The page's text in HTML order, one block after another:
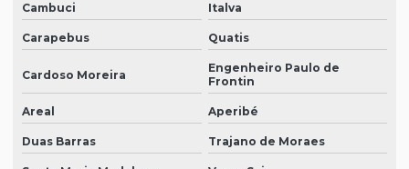
Cambuci Italva
Carapebus Quatis
Cardoso Moreira
Engenheiro Paulo de
Frontin
Areal Aperibé
Duas Barras Trajano de Moraes